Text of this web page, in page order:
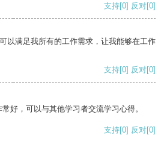
支持[0] 反对[0]
以满足我所有的工作需求，让我能够在工作
支持[0] 反对[0]
好，可以与其他学习者交流学习心得。
支持[0] 反对[0]